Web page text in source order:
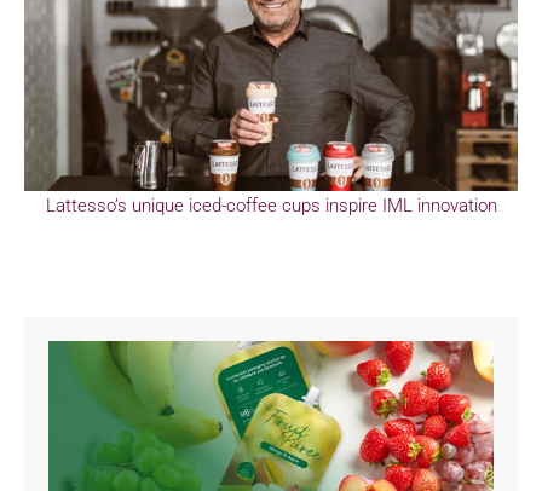
Lattesso’s unique iced-coffee cups inspire IML innovation